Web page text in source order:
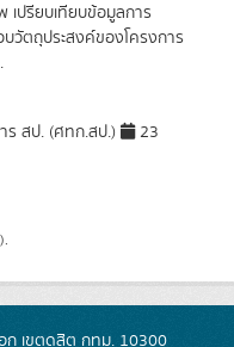
เปรียบเทียบข้อมูลการ
วัตถุประสงค์ของโครงการ
ร สป. (ศทก.สป.)
23
).
ก เขตดุสิต กทม. 10300